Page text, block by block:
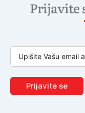
Prijavite
Prijavite se